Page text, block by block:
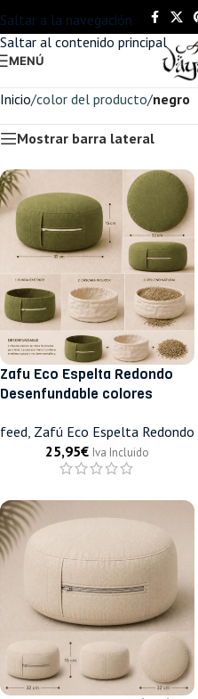
Saltar a la navegación
Saltar al contenido principal
MENÚ
Inicio/color del producto/negro
Mostrar barra lateral
Zafu Eco Espelta Redondo
Desenfundable colores
feed, Zafú Eco Espelta Redondo
25,95€ Iva Incluido